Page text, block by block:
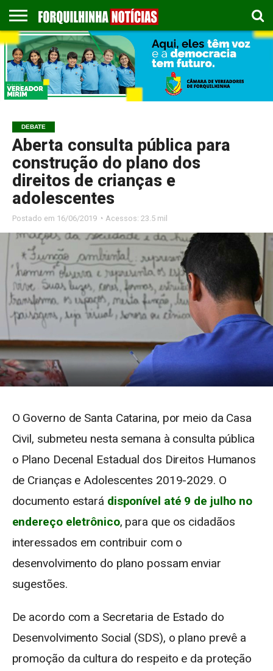
COLUNISTAS
EMPREGOS
ESPORTES
PUBLICAÇÃO
LEGAL
GASTRONOMIA
CONTATO
DEBATE
Aberta consulta pública para
construção do plano dos
direitos de crianças e
adolescentes
Postado em 16/06/2019 ◔ Acessos: 23.5 mil
O Governo de Santa Catarina, por meio da Casa
Civil, submeteu nesta semana à consulta pública
o Plano Decenal Estadual dos Direitos Humanos
de Crianças e Adolescentes 2019-2029. O
documento estará disponível até 9 de julho no
endereço eletrônico, para que os cidadãos
interessados em contribuir com o
desenvolvimento do plano possam enviar
sugestões.
De acordo com a Secretaria de Estado do
Desenvolvimento Social (SDS), o plano prevê a
promoção da cultura do respeito e da proteção